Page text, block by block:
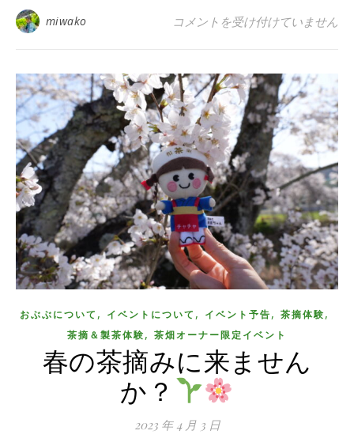
miwako 夏の手摘み＆手揉みイベント は
コメントを受け付けていません
おぶぶについて , イベントについて , イベント予告, 茶摘体験,
茶摘＆製茶体験, 茶畑オーナー限定イベント
春の茶摘みに来ません
か？
2023 年 4 月 3 日